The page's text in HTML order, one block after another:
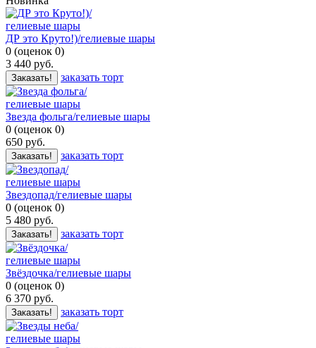
ДР это Круто!)/гелиевые шары
0 (оценок 0)
3 440 руб.
Заказать! заказать торт
Звезда фольга/гелиевые шары
0 (оценок 0)
650 руб.
Заказать! заказать торт
Звездопад/гелиевые шары
0 (оценок 0)
5 480 руб.
Заказать! заказать торт
Звёздочка/гелиевые шары
0 (оценок 0)
6 370 руб.
Заказать! заказать торт